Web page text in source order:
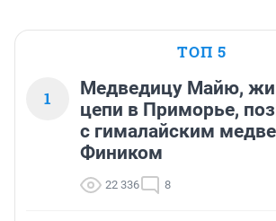
ТОП 5
1
Медведицу Майю,
цепи в Приморье,
с гималайским
Фиником
22 336 8